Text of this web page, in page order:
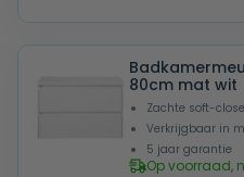
was:
€
80cm mat wit
Zachte soft-
Verkrijgbaar in
5 jaar garantie
Op voorraad,